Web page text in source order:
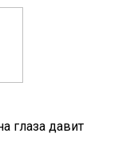
глаза давит